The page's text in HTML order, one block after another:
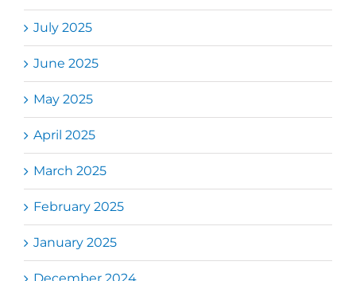
July 2025
June 2025
May 2025
April 2025
March 2025
February 2025
January 2025
December 2024